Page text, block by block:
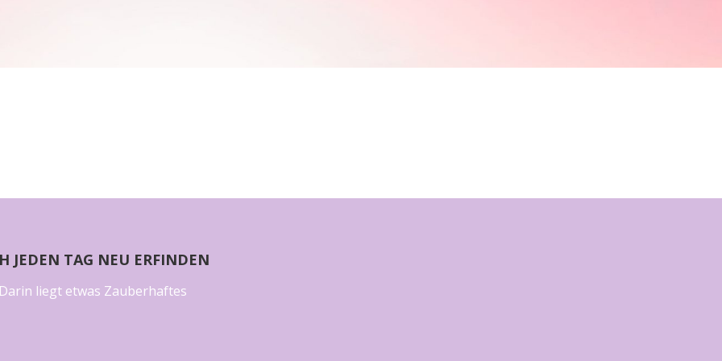
JEDEN TAG NEU ERFINDEN
liegt etwas Zauberhaftes